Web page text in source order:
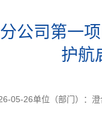
公司第一
护航
05-26单位（部门）：